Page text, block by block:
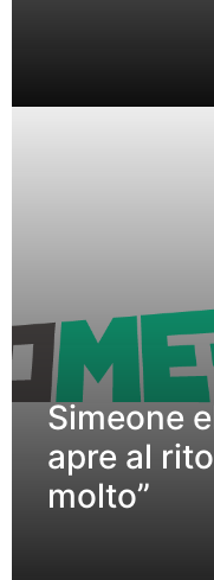
Simeone
apre al
molto”